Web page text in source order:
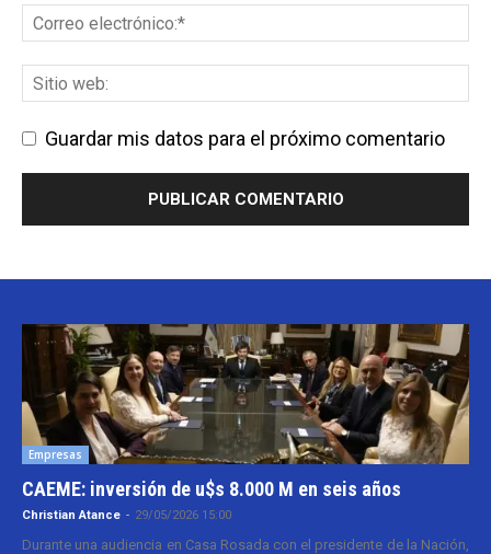
Guardar mis datos para el próximo comentario
Empresas
CAEME: inversión de u$s 8.000 M en seis años
Christian Atance - 29/05/2026 15:00
Durante una audiencia en Casa Rosada con el presidente de la Nación,